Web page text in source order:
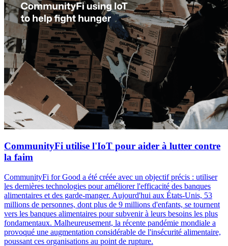
CommunityFi utilise l'IoT pour aider à lutter contre
la faim
CommunityFi for Good a été créée avec un objectif précis : utiliser
les dernières technologies pour améliorer l'efficacité des banques
alimentaires et des garde-manger. Aujourd'hui aux États-Unis, 53
millions de personnes, dont plus de 9 millions d'enfants, se tournent
vers les banques alimentaires pour subvenir à leurs besoins les plus
fondamentaux. Malheureusement, la récente pandémie mondiale a
provoqué une augmentation considérable de l'insécurité alimentaire,
poussant ces organisations au point de rupture.